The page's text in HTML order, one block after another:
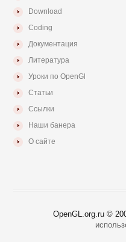
Download
Coding
Документация
Литература
Уроки по OpenGl
Статьи
Ссылки
Наши банера
О сайте
OpenGL.org.ru ©